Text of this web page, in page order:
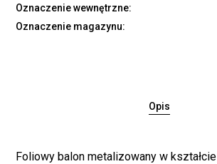
Oznaczenie wewnętrzne:
Oznaczenie magazynu:
Opis
Foliowy balon metalizowany w